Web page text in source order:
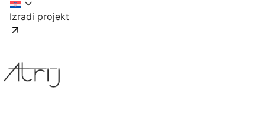
Izradi projekt